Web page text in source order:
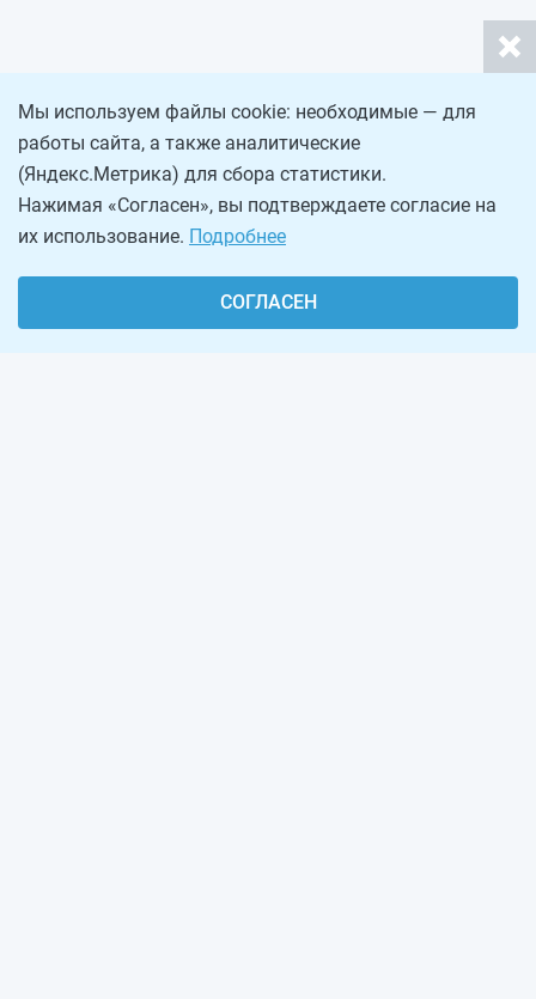
Мы используем файлы cookie: необходимые — для
работы сайта, а также аналитические
(Яндекс.Метрика) для сбора статистики.
Нажимая «Согласен», вы подтверждаете согласие на
их использование. Подробнее
СОГЛАСЕН